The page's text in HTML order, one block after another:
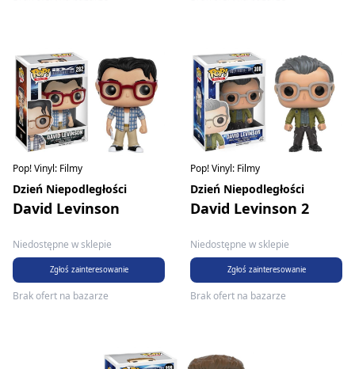
Pop! Vinyl: Filmy
Dzień Niepodległości
David Levinson
Niedostępne w sklepie
Zgłoś zainteresowanie
Brak ofert na bazarze
Pop! Vinyl: Filmy
Dzień Niepodległości
David Levinson 2
Niedostępne w sklepie
Zgłoś zainteresowanie
Brak ofert na bazarze